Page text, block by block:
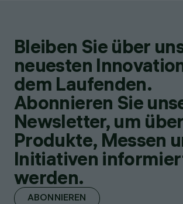
Bleiben Sie über
neuesten
dem Laufenden.
Abonnieren Sie
Newsletter, um
Produkte, Messen
Initiativen
werden.
ABONNIEREN